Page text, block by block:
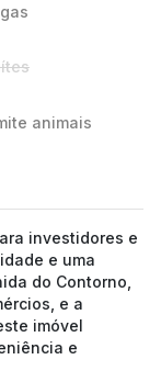
animais
investidores e
e uma
do Contorno,
e a
imóvel
e